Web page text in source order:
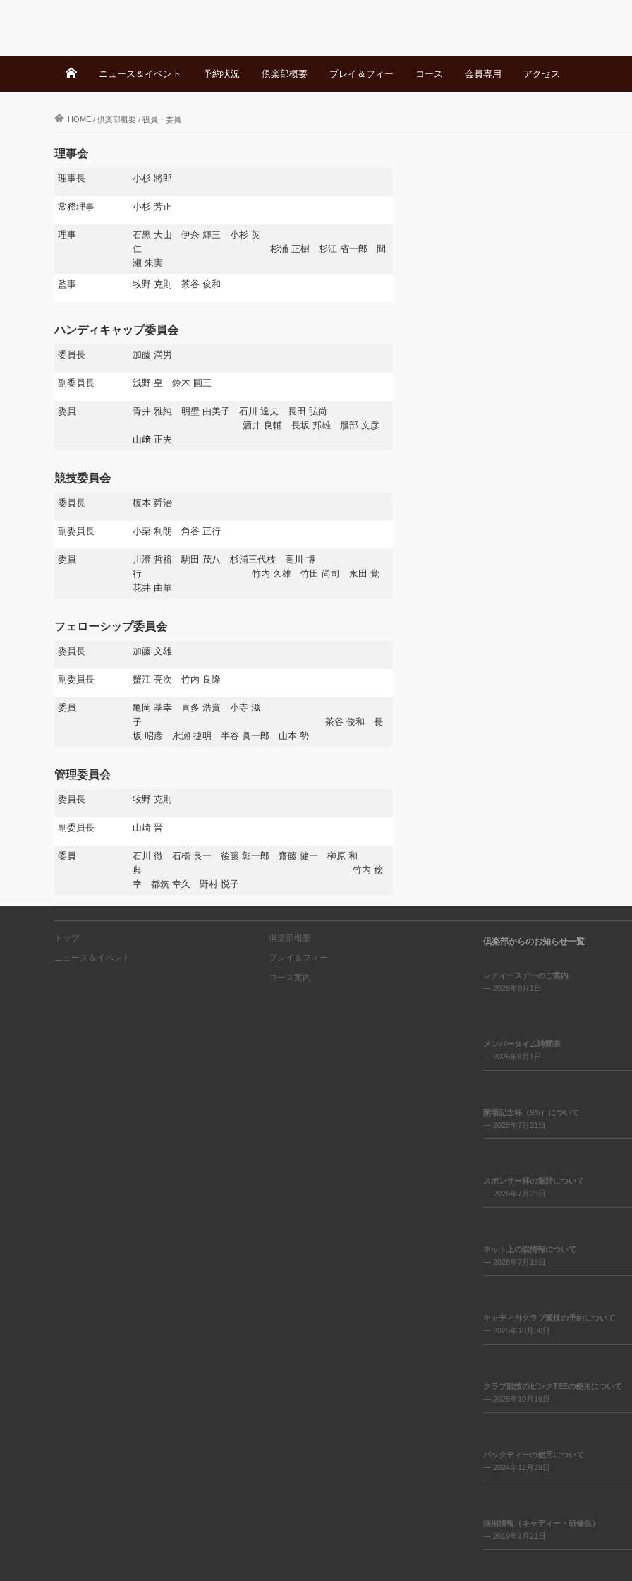
ニュース＆イベント 予約状況 倶楽部概要 プレイ＆フィー コース 会員専用 アクセス
HOME / 倶楽部概要 / 役員・委員
理事会
理事長 小杉 將郎
常務理事 小杉 芳正
理事
石黒 大山 伊奈 輝三 小杉 英
仁
杉浦 正樹 杉江 省一郎 間
瀬 朱実
監事
牧野 克則 茶谷 俊和
ハンディキャップ委員会
委員長 加藤 満男
副委員長 浅野 皇 鈴木 圓三
委員
青井 雅純 明壁 由美子 石川 達夫 長田 弘尚
酒井 良輔 長坂 邦雄 服部 文彦
山﨑 正夫
競技委員会
委員長 榎本 舜治
副委員長 小栗 利朗 角谷 正行
委員
川澄 哲裕 駒田 茂八 杉浦三代枝 高川 博
行 竹内 久雄 竹田 尚司 永田 覚
花井 由華
フェローシップ委員会
委員長 加藤 文雄
副委員長 蟹江 亮次 竹内 良隆
委員
亀岡 基幸 喜多 浩資 小寺 滋
子 茶谷 俊和 長
坂 昭彦 永瀬 捷明 半谷 眞一郎 山本 勢
管理委員会
委員長 牧野 克則
副委員長 山崎 晋
委員
石川 徹 石橋 良一 後藤 彰一郎 齋藤 健一 榊原 和
典 竹内 稔
幸 都筑 幸久 野村 悦子
トップ
ニュース＆イベント
倶楽部概要
プレイ＆フィー
コース案内
倶楽部からのお知らせ一覧
レディースデーのご案内
— 2026年8月1日
メンバータイム時間表
— 2026年8月1日
開場記念杯（9/6）について
— 2026年7月31日
スポンサー杯の集計について
— 2026年7月23日
ネット上の誤情報について
— 2026年7月19日
キャディ付クラブ競技の予約について
— 2025年10月30日
クラブ競技のピンクTEEの使用について
— 2025年10月19日
バックティーの使用について
— 2024年12月29日
採用情報（キャディー・研修生）
— 2019年1月21日